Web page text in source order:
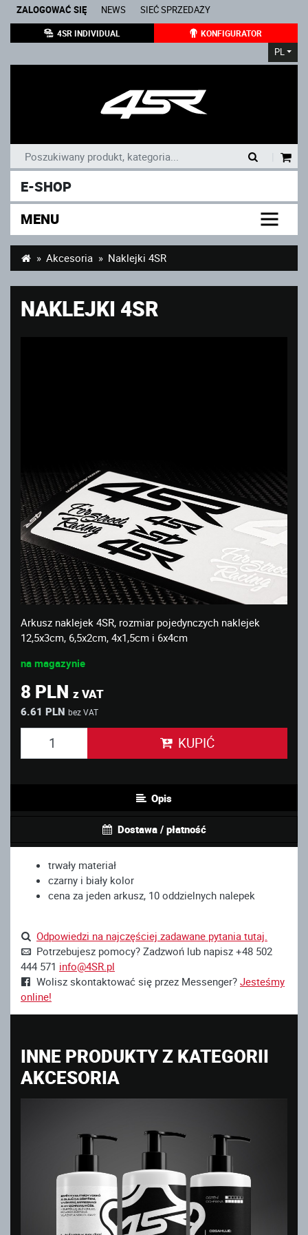
ZALOGOWAĆ SIĘ NEWS SIEĆ SPRZEDAŻY
4SR INDIVIDUAL KONFIGURATOR
PL
E-SHOP
MENU
Akcesoria Naklejki 4SR
NAKLEJKI 4SR
Arkusz naklejek 4SR, rozmiar pojedynczych naklejek
12,5x3cm, 6,5x2cm, 4x1,5cm i 6x4cm
na magazynie
8 PLN z VAT
6.61 PLN bez VAT
KUPIĆ
Opis
Dostawa / płatność
trwały materiał
czarny i biały kolor
cena za jeden arkusz, 10 oddzielnych nalepek
Odpowiedzi na najczęściej zadawane pytania tutaj.
Potrzebujesz pomocy? Zadzwoń lub napisz +48 502
444 571 info@4SR.pl
Wolisz skontaktować się przez Messenger? Jesteśmy
online!
INNE PRODUKTY Z KATEGORII
AKCESORIA